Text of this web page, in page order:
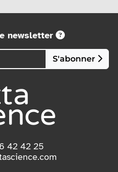
newsletter
S'abonner
42 42 25